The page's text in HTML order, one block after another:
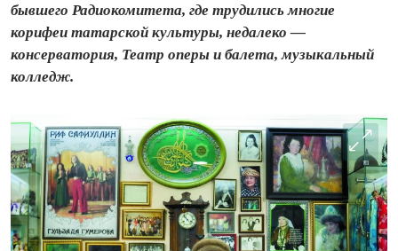
бывшего Радиокомитета, где трудились многие
корифеи татарской культуры, недалеко —
консерватория, Театр оперы и балета, музыкальный
колледж.